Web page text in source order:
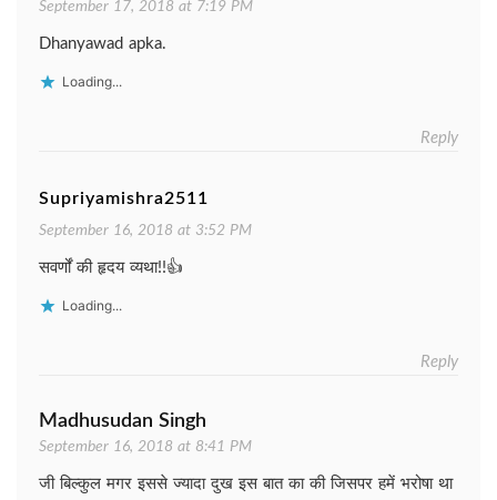
September 17, 2018 at 7:19 PM
Dhanyawad apka.
Loading...
Reply
Supriyamishra2511
September 16, 2018 at 3:52 PM
सवर्णों की हृदय व्यथा!!👍
Loading...
Reply
Madhusudan Singh
September 16, 2018 at 8:41 PM
जी बिल्कुल मगर इससे ज्यादा दुख इस बात का की जिसपर हमें भरोषा था